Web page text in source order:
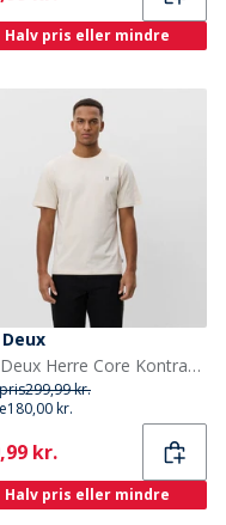
Halv pris eller mindre
Les Deux Herre Core Kontrast T-shirt Ivory
299,99 kr.
180,00 kr.
kr.
Halv pris eller mindre